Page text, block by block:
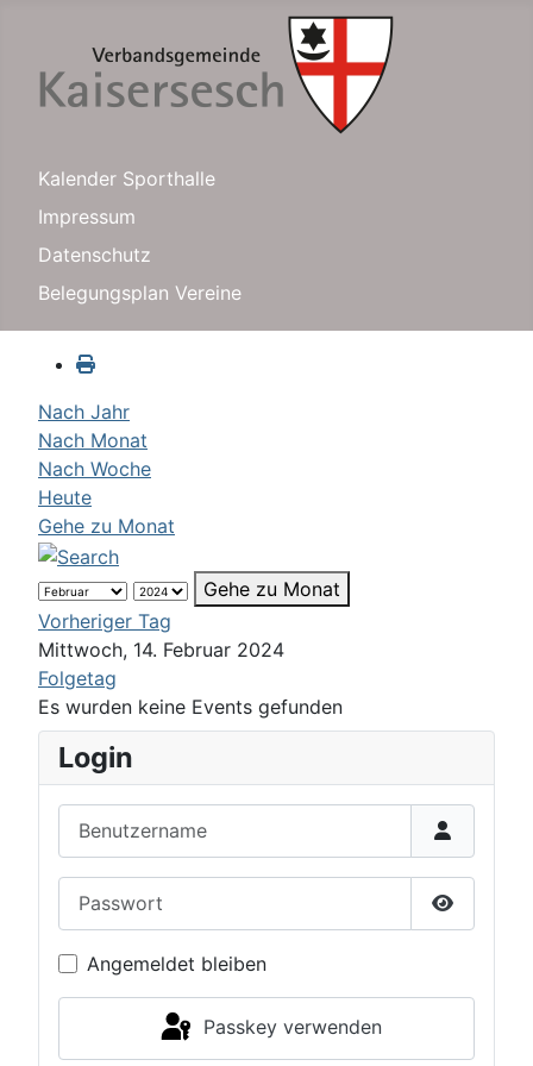
Kalender Sporthalle
Impressum
Datenschutz
Belegungsplan Vereine
Nach Jahr
Nach Monat
Nach Woche
Heute
Gehe zu Monat
Gehe zu Monat
Vorheriger Tag
Mittwoch, 14. Februar 2024
Folgetag
Es wurden keine Events gefunden
Login
Passwort
Angemeldet bleiben
Passkey verwenden